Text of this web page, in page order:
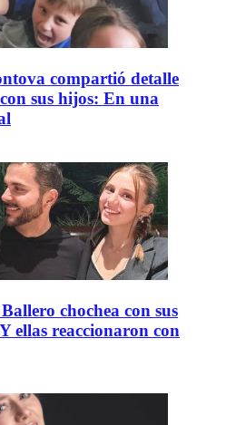
compartió detalle
sus hijos: En una
chochea con sus
ellas reaccionaron con